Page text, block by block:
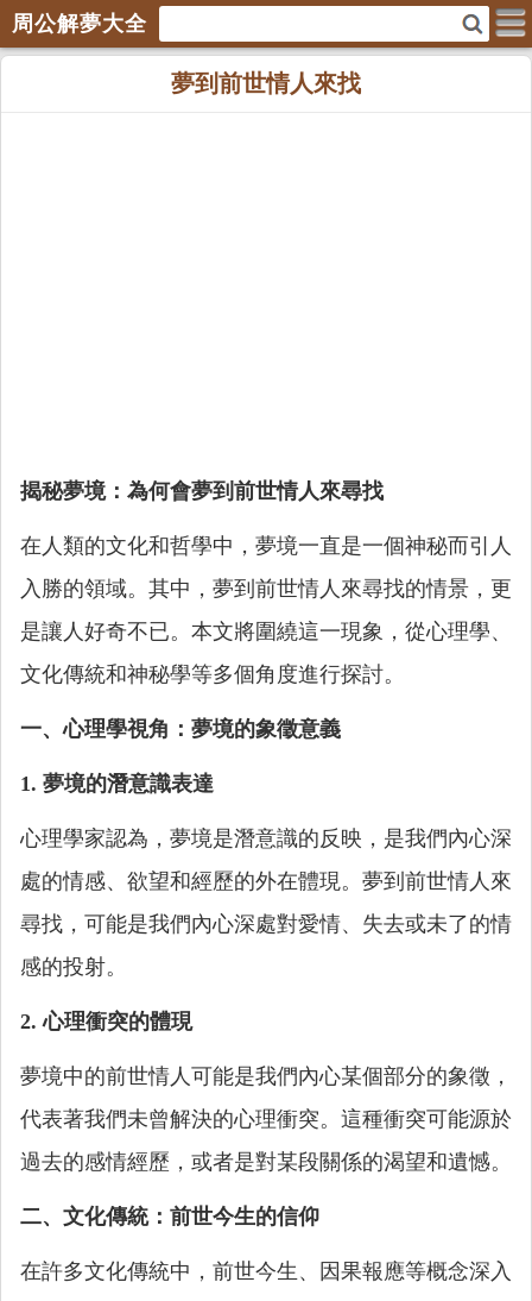
周公解夢大全
夢到前世情人來找
揭秘夢境：為何會夢到前世情人來尋找
在人類的文化和哲學中，夢境一直是一個神秘而引人
入勝的領域。其中，夢到前世情人來尋找的情景，更
是讓人好奇不已。本文將圍繞這一現象，從心理學、
文化傳統和神秘學等多個角度進行探討。
一、心理學視角：夢境的象徵意義
1. 夢境的潛意識表達
心理學家認為，夢境是潛意識的反映，是我們內心深
處的情感、欲望和經歷的外在體現。夢到前世情人來
尋找，可能是我們內心深處對愛情、失去或未了的情
感的投射。
2. 心理衝突的體現
夢境中的前世情人可能是我們內心某個部分的象徵，
代表著我們未曾解決的心理衝突。這種衝突可能源於
過去的感情經歷，或者是對某段關係的渴望和遺憾。
二、文化傳統：前世今生的信仰
在許多文化傳統中，前世今生、因果報應等概念深入